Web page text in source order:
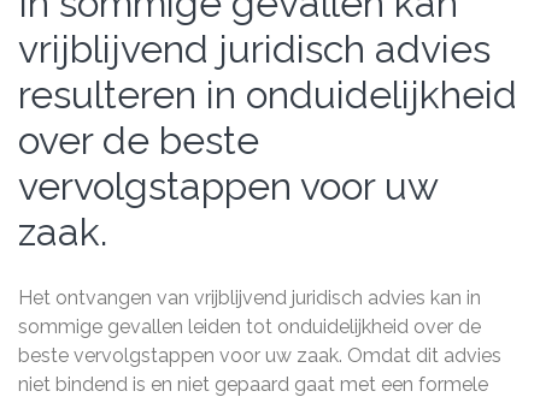
vrijblijvend juridisch advies
resulteren in onduidelijkheid
over de beste
vervolgstappen voor uw
zaak.
Het ontvangen van vrijblijvend juridisch advies kan in
sommige gevallen leiden tot onduidelijkheid over de
beste vervolgstappen voor uw zaak. Omdat dit advies
niet bindend is en niet gepaard gaat met een formele